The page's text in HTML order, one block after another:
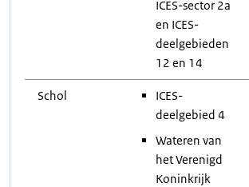
ICES-sector 2a
en ICES-
deelgebieden
12 en 14
Schol
ICES-
deelgebied 4
Wateren van
het Verenigd
Koninkrijk